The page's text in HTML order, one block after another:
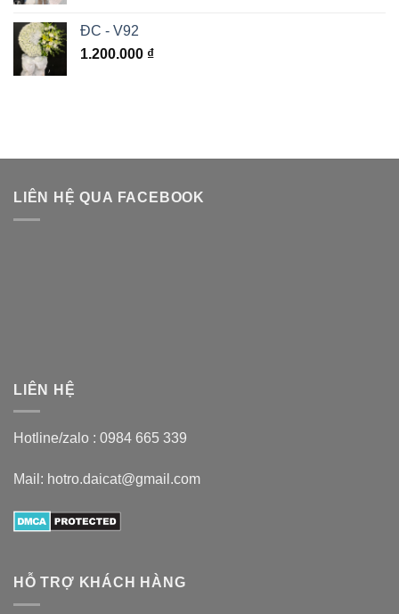
ĐC - V92
1.200.000 ₫
LIÊN HỆ QUA FACEBOOK
LIÊN HỆ
Hotline/zalo : 0984 665 339
Mail: hotro.daicat@gmail.com
HỖ TRỢ KHÁCH HÀNG